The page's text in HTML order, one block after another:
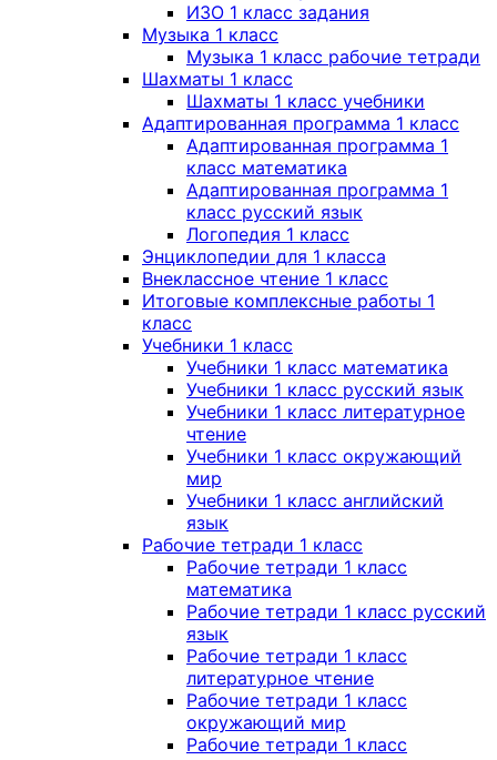
ИЗО 1 класс задания
Музыка 1 класс
Музыка 1 класс рабочие тетради
Шахматы 1 класс
Шахматы 1 класс учебники
Адаптированная программа 1 класс
Адаптированная программа 1
класс математика
Адаптированная программа 1
класс русский язык
Логопедия 1 класс
Энциклопедии для 1 класса
Внеклассное чтение 1 класс
Итоговые комплексные работы 1
класс
Учебники 1 класс
Учебники 1 класс математика
Учебники 1 класс русский язык
Учебники 1 класс литературное
чтение
Учебники 1 класс окружающий
мир
Учебники 1 класс английский
язык
Рабочие тетради 1 класс
Рабочие тетради 1 класс
математика
Рабочие тетради 1 класс русский
язык
Рабочие тетради 1 класс
литературное чтение
Рабочие тетради 1 класс
окружающий мир
Рабочие тетради 1 класс